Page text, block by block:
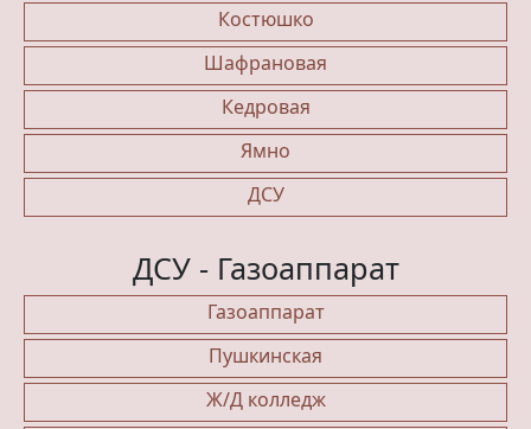
Костюшко
Шафрановая
Кедровая
Ямно
ДСУ
ДСУ - Газоаппарат
Газоаппарат
Пушкинская
Ж/Д колледж